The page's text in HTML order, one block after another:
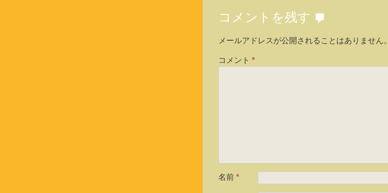
コメントを残す
メールアドレスが公開されることはありません。
コメント *
名前 *